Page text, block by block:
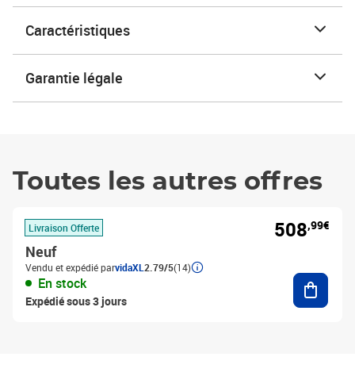
Caractéristiques
Garantie légale
Toutes les autres offres
Livraison Offerte
Neuf
Vendu et expédié parvidaXL 2.79/5(14)
En stock
Expédié sous 3 jours
508,99€